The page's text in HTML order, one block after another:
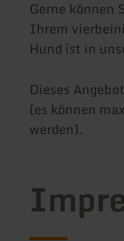
Gerne können
Ihrem
Hund ist in
Dieses
(es können
werden).